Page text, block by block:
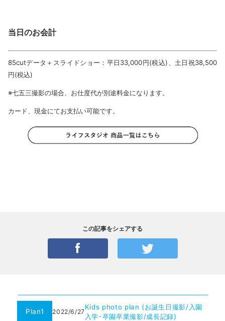
当日のお会計
85cutデータ＋スライドショー：平日33,000円(税込)、土日祝38,500
円(税込)
※七五三撮影の場合、お仕度代が別途料金になります。
カード、現金にてお支払い可能です。
この記事をシェアする
Plan1 2022/6/27
Kids photo plan (お誕生日撮影/入園
入学･卒園卒業撮影/成長記録)